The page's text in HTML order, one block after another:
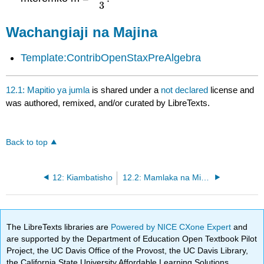
3
Wachangiaji na Majina
Template:ContribOpenStaxPreAlgebra
12.1: Mapitio ya jumla is shared under a not declared license and
was authored, remixed, and/or curated by LibreTexts.
Back to top
12: Kiambatisho
The LibreTexts libraries are Powered by NICE CXone Expertand
are supported by the Department of Education Open Textbook Pilot
Project, the UC Davis Office of the Provost, the UC Davis Library,
the California State University Affordable Learning Solutions